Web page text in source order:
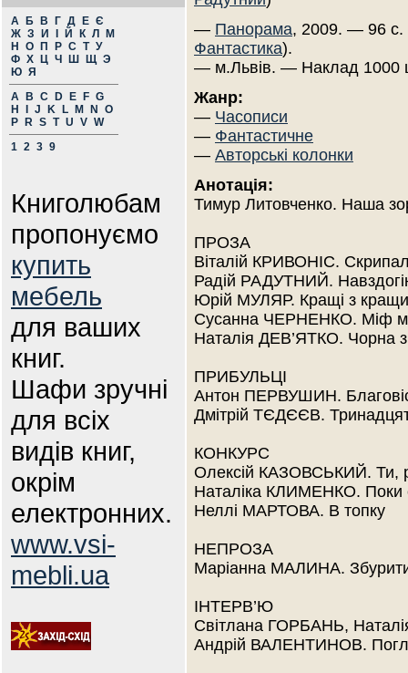
А Б В Г Д Е Є
Ж З И Й К Л
М
Н
О П Р С Т У
Ф Х Ц Ч Ш Щ Э
Ю Я
A
B C D E F G
H
J K L M N
O
P
R S T U V W
1 2 3 9
Книголюбам
пропонуємо
купить
мебель
для ваших
книг.
Шафи зручні
для всіх
видів книг,
окрім
електронних.
www.vsi-
mebli.ua
— Панорама, 2009. — 96
Фантастика).
— м.Львів. — Наклад 1000
Жанр:
— Часописи
— Фантастичне
— Авторські колонки
Анотація:
Тимур Литовченко. Наша
ПРОЗА
Віталій КРИВОНІС.
Радій РАДУТНИЙ.
Юрій МУЛЯР. Кращі з
Сусанна ЧЕРНЕНКО. Міф
Наталія ДЕВ’ЯТКО. Чорна
ПРИБУЛЬЦІ
Антон ПЕРВУШИН.
Дмітрій ТЄДЄЄВ.
КОНКУРС
Олексій КАЗОВСЬКИЙ. Ти,
Наталіка КЛИМЕНКО. Поки
Неллі МАРТОВА. В топку
НЕПРОЗА
Маріанна МАЛИНА.
ІНТЕРВ’Ю
Світлана ГОРБАНЬ,
Андрій ВАЛЕНТИНОВ.